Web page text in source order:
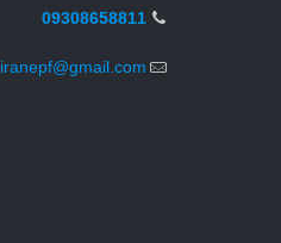
09308658811
iranepf@gmail.com